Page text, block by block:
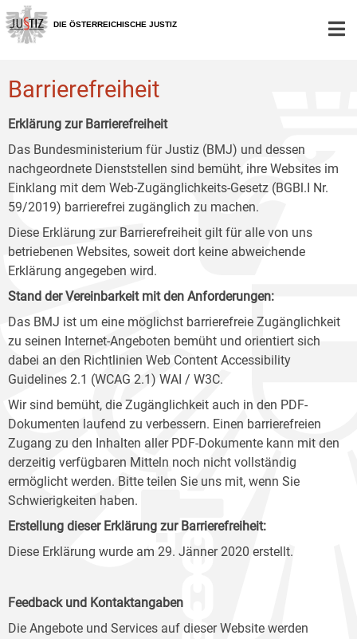
Zur
Hauptnavigation
[1]
Zum
Inhalt
[2]
Zum
Untermenü
[3]
DIE ÖSTERREICHISCHE JUSTIZ
Barrierefreiheit
Erklärung zur Barrierefreiheit
Das Bundesministerium für Justiz (BMJ) und dessen
nachgeordnete Dienststellen sind bemüht, ihre Websites im
Einklang mit dem Web-Zugänglichkeits-Gesetz (BGBl.I Nr.
59/2019) barrierefrei zugänglich zu machen.
Diese Erklärung zur Barrierefreiheit gilt für alle von uns
betriebenen Websites, soweit dort keine abweichende
Erklärung angegeben wird.
Stand der Vereinbarkeit mit den Anforderungen:
Das BMJ ist um eine möglichst barrierefreie Zugänglichkeit
zu seinen Internet-Angeboten bemüht und orientiert sich
dabei an den Richtlinien Web Content Accessibility
Guidelines 2.1 (WCAG 2.1) WAI / W3C.
Wir sind bemüht, die Zugänglichkeit auch in den PDF-
Dokumenten laufend zu verbessern. Einen barrierefreien
Zugang zu den Inhalten aller PDF-Dokumente kann mit den
derzeitig verfügbaren Mitteln noch nicht vollständig
ermöglicht werden. Bitte teilen Sie uns mit, wenn Sie
Schwierigkeiten haben.
Erstellung dieser Erklärung zur Barrierefreiheit:
Diese Erklärung wurde am 29. Jänner 2020 erstellt.
Feedback und Kontaktangaben
Die Angebote und Services auf dieser Website werden